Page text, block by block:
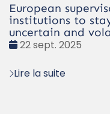
European
institutions to
uncertain and
Date
22 sept. 2025
Lire la suite